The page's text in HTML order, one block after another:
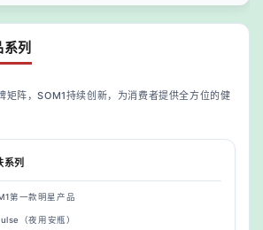
列
矩阵，SOM1持续创新，为消费者提供全方位的健
系列
第一款明星产品
（夜用安瓶）